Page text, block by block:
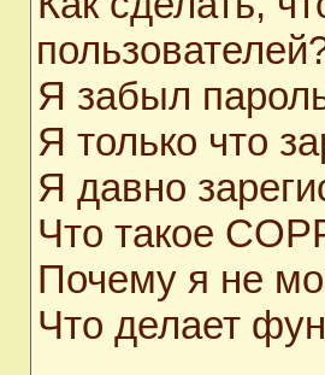
Я забыл
Я только что
Я давно
Что такое
Почему я не
Что делает